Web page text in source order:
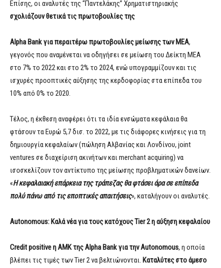
Επίσης, οι αναλυτές της “Παντελάκης” Χρηματιστηριακής
σχολιάζουν θετικά τις πρωτοβουλίες της
Alpha Bankγια περαιτέρω πρωτοβουλίες μείωσης των ΜΕΑ,
γεγονός που αναμένεται να οδηγήσει σε μείωση του Δείκτη ΜΕΑ
στο 7% το 2022 και στο 2% το 2024, ενώ υπογραμμίζουν και τις
ισχυρές προοπτικές αύξησης της κερδοφορίας στα επίπεδα του
10% από 0% το 2020.
Τέλος, η έκθεση αναφέρει ότι τα ιδία ενσώματα κεφάλαια θα
φτάσουν τα Ευρώ 5,7 δισ. το 2022, με τις διάφορες κινήσεις για τη
δημιουργία κεφαλαίων (πώληση Αλβανίας και Λονδίνου, joint
ventures σε διαχείριση ακινήτων και merchant acquiring) να
ισοσκελίζουν τον αντίκτυπο της μείωσης προβληματικών δανείων.
«Η κεφαλαιακή επάρκεια της τράπεζας θα φτάσει άρα σε επίπεδα
πολύ πάνω από τις εποπτικές απαιτήσεις», καταλήγουν οι αναλυτές.
Autonomous: Καλά νέα για τους κατόχους Tier 2 η αύξηση κεφαλαίου
Credit positive η ΑΜΚ τηςAlpha Bankγια την Autonomous, η οποία
βλέπει τις τιμές των Tier 2 να βελτιώνονται. Καταλύτες στο άμεσο